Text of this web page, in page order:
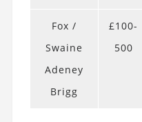
Fox /
Swaine
Adeney
Brigg
£100-
500